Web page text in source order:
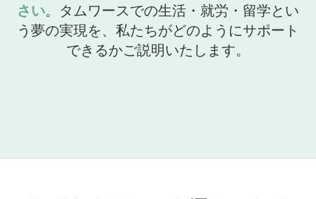
さい。タムワースでの生活・就労・留学とい
う夢の実現を、私たちがどのようにサポート
できるかご説明いたします。